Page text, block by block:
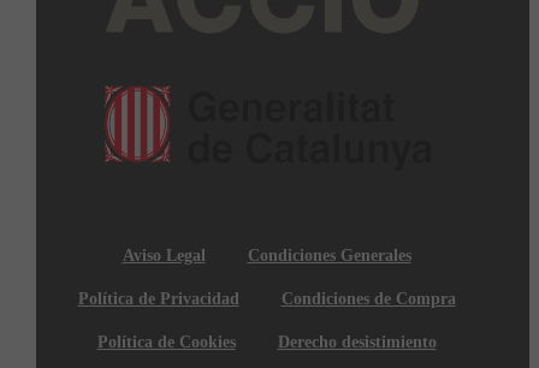
Aviso Legal Condiciones Generales
Política de Privacidad Condiciones de Compra
Política de Cookies Derecho desistimiento